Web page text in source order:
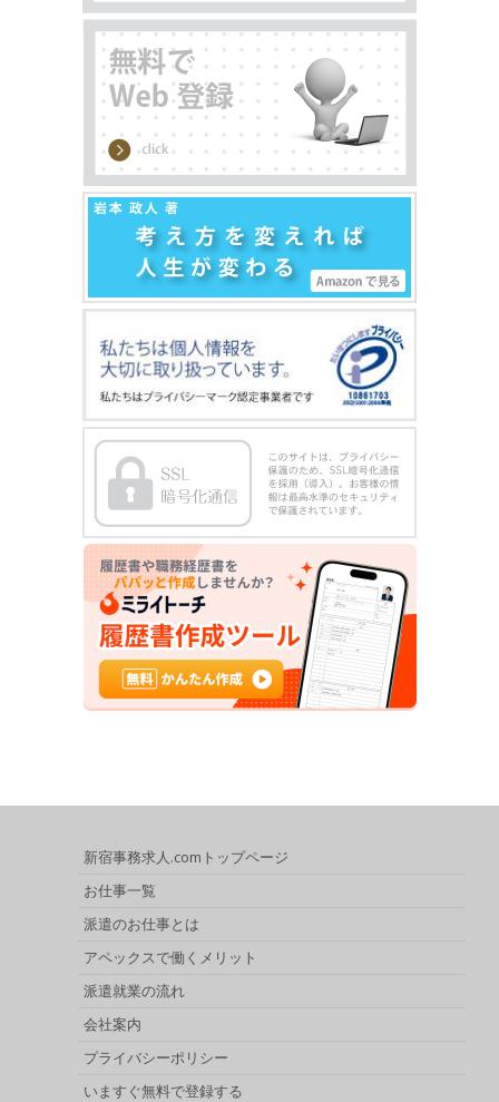
新宿事務求人.comトップページ
お仕事一覧
派遣のお仕事とは
アペックスで働くメリット
派遣就業の流れ
会社案内
プライバシーポリシー
いますぐ無料で登録する